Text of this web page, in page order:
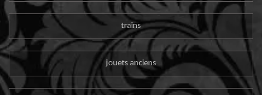
trains
jouets anciens